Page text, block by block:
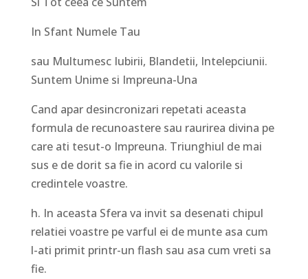
In Sfant Numele Tau
sau Multumesc Iubirii, Blandetii, Intelepciunii.
Suntem Unime si Impreuna-Una
Cand apar desincronizari repetati aceasta
formula de recunoastere sau raurirea divina pe
care ati tesut-o Impreuna. Triunghiul de mai
sus e de dorit sa fie in acord cu valorile si
credintele voastre.
h. In aceasta Sfera va invit sa desenati chipul
relatiei voastre pe varful ei de munte asa cum
l-ati primit printr-un flash sau asa cum vreti sa
fie.